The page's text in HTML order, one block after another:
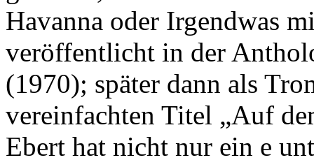
Havanna oder Irgendwas
veröffentlicht in der
(1970); später dann als
vereinfachten Titel „Auf
Ebert hat nicht nur ein e